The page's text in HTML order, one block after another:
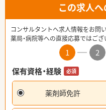
この求人
コンサルタントへ求人情報をお問
薬局・病院等への直接応募ではござ
1 2
保有資格・経験
必須
薬剤師免許